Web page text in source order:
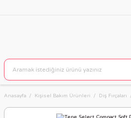
Anasayfa Kişisel Bakım Ürünleri Diş Fırçaları